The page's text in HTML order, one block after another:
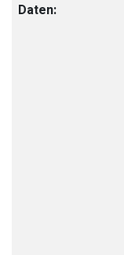
Daten: